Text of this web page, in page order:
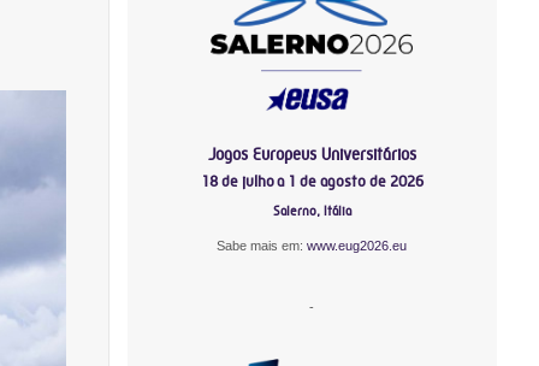
Jogos Europeus Universitários
18 de julho a 1 de agosto de 2026
Salerno, Itália
Sabe mais em:www.eug2026.eu
-